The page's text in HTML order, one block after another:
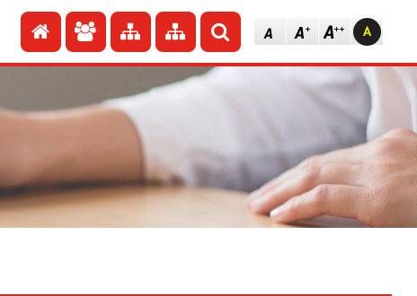
Przejdź do strony głównej
Przejdź do redakcji
Przejdź do mapy strony
Przejdź do mapy strony
Szukaj